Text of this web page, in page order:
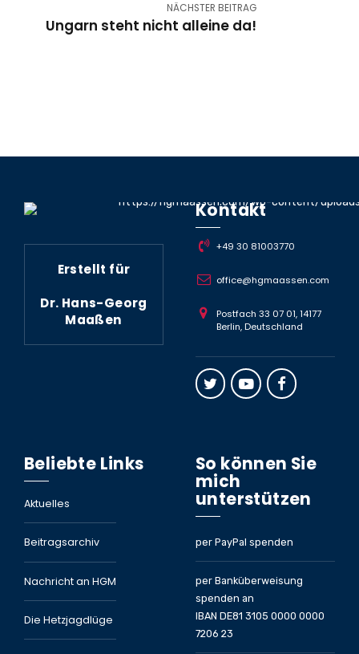
NÄCHSTER BEITRAG
Ungarn steht nicht alleine da!
Erstellt für
Dr. Hans-Georg
Maaßen
Kontakt
+49 30 81003770
office@hgmaassen.com
Postfach 33 07 01, 14177
Berlin, Deutschland
Beliebte Links
Aktuelles
Beitragsarchiv
Nachricht an HGM
Die Hetzjagdlüge
So können Sie
mich
unterstützen
per PayPal spenden
per Banküberweisung
spenden an
IBAN DE81 3105 0000 0000
7206 23